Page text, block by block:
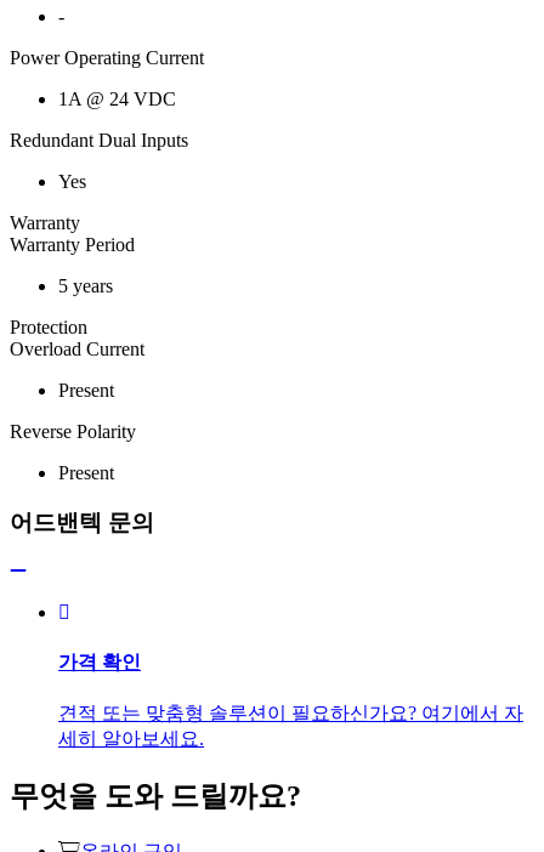
-
Power Operating Current
1A @ 24 VDC
Redundant Dual Inputs
Yes
Warranty
Warranty Period
5 years
Protection
Overload Current
Present
Reverse Polarity
Present
어드밴텍 문의
가격 확인
견적 또는 맞춤형 솔루션이 필요하신가요? 여기에서 자
세히 알아보세요.
무엇을 도와 드릴까요?